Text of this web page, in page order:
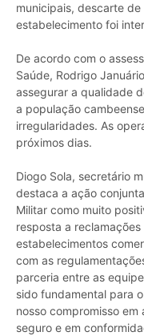
municipais, descarte
estabelecimento foi
De acordo com o
Saúde, Rodrigo
assegurar a qualidade
a população
irregularidades. As
próximos dias.
Diogo Sola, secretário
destaca a ação
Militar como muito
resposta a
estabelecimentos
com as
parceria entre as
sido fundamental para
nosso compromisso
seguro e em